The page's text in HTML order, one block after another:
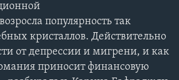
популярность так
кристаллов. Действительно
от депрессии и мигрени, и как
приносит финансовую